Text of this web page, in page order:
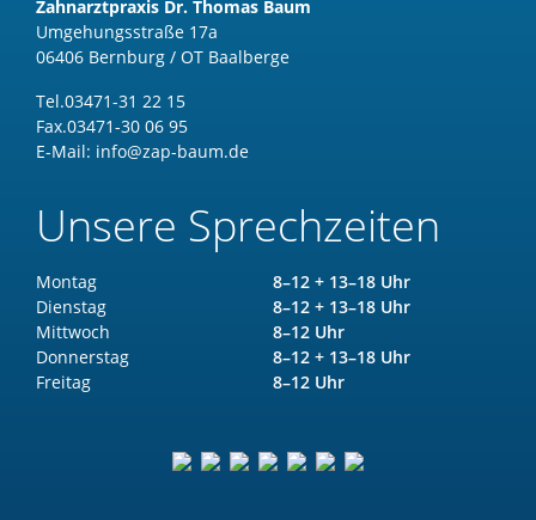
Zahnarztpraxis Dr. Thomas Baum
Umgehungsstraße 17a
06406 Bernburg / OT Baalberge
Tel.03471-31 22 15
Fax.03471-30 06 95
E-Mail: info@zap-baum.de
Unsere Sprechzeiten
Montag
8–12 + 13–18 Uhr
Dienstag
8–12 + 13–18 Uhr
Mittwoch
8–12 Uhr
Donnerstag
8–12 + 13–18 Uhr
Freitag
8–12 Uhr